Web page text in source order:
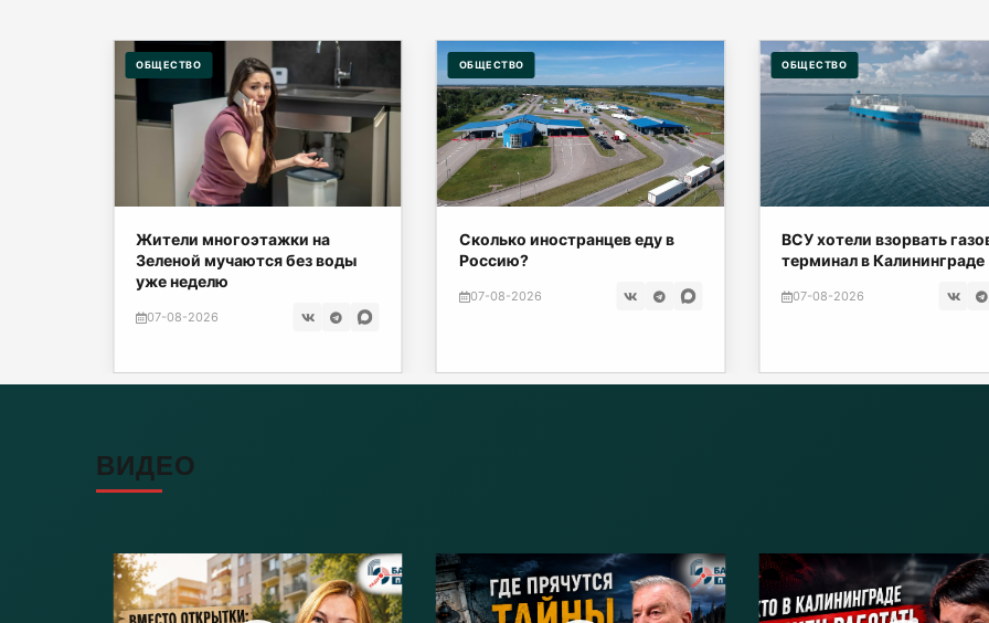
ОБЩЕСТВО
Жители многоэтажки на
Зеленой мучаются без воды
уже неделю
07-08-2026
ОБЩЕСТВО
Сколько иностранцев еду в
Россию?
07-08-2026
ОБЩЕСТВО
ВСУ хотели взорвать
терминал в Калининграде
07-08-2026
ВИДЕО